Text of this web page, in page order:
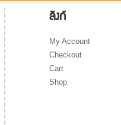
ลิงก์
My Account
Checkout
Cart
Shop